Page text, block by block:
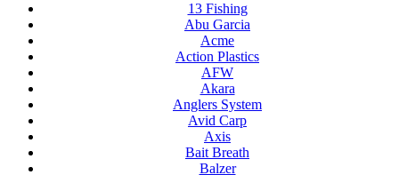
13 Fishing
Abu Garcia
Acme
Action Plastics
AFW
Akara
Anglers System
Avid Carp
Axis
Bait Breath
Balzer